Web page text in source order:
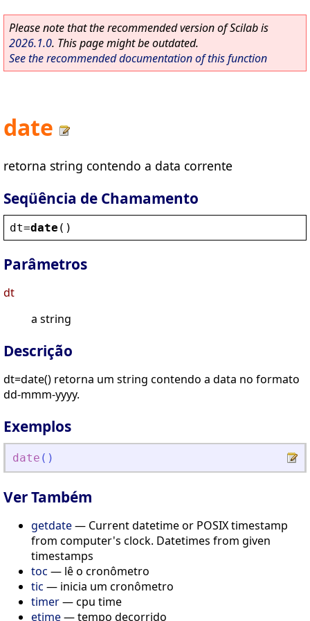
Please note that the recommended version of Scilab is
2026.1.0. This page might be outdated.
See the recommended documentation of this function
date
retorna string contendo a data corrente
Seqüência de Chamamento
dt=date ()
Parâmetros
dt
a string
Descrição
dt=date() retorna um string contendo a data no formato
dd-mmm-yyyy.
Exemplos
date ( )
Ver Também
getdate— Current datetime or POSIX timestamp
from computer's clock. Datetimes from given
timestamps
toc — lê o cronômetro
tic — inicia um cronômetro
timer— cpu time
etime— tempo decorrido